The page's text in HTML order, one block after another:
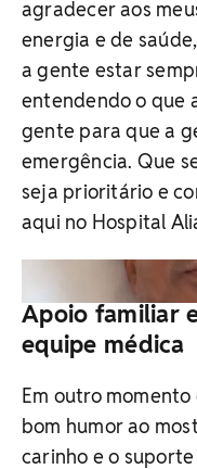
agradecer aos
energia e de
a gente estar
entendendo o que
gente para que a
emergência. Que
seja prioritário e
aqui no Hospital
Vídeo:
Apoio familiar
equipe médica
Em outro
bom humor ao
carinho e o